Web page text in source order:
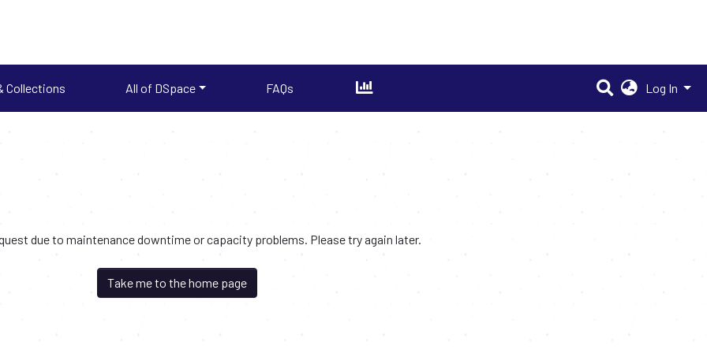
Collections All of DSpace FAQs Log In
due to maintenance downtime or capacity problems. Please try again later.
Take me to the home page